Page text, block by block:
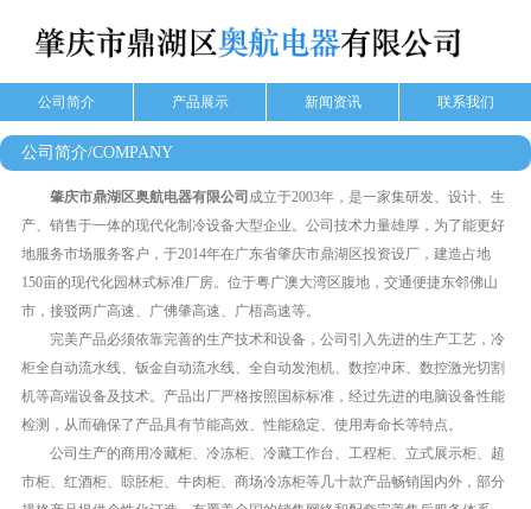
公司简介 产品展示 新闻资讯 联系我们
公司简介/COMPANY
肇庆市鼎湖区奥航电器有限公司 成立于2003年，是一家集研发、设计、生
产、销售于一体的现代化制冷设备大型企业。公司技术力量雄厚，为了能更好
地服务市场服务客户，于2014年在广东省肇庆市鼎湖区投资设厂，建造占地
150亩的现代化园林式标准厂房。位于粤广澳大湾区腹地，交通便捷东邻佛山
市，接驳两广高速、广佛肇高速、广梧高速等。
完美产品必须依靠完善的生产技术和设备，公司引入先进的生产工艺，冷
柜全自动流水线、钣金自动流水线、全自动发泡机、数控冲床、数控激光切割
机等高端设备及技术。产品出厂严格按照国标标准，经过先进的电脑设备性能
检测，从而确保了产品具有节能高效、性能稳定、使用寿命长等特点。
公司生产的商用冷藏柜、冷冻柜、冷藏工作台、工程柜、立式展示柜、超
市柜、红酒柜、䁁胚柜、牛肉柜、商场冷冻柜等几十款产品畅销国内外，部分